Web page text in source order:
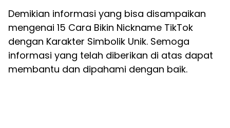
Demikian informasi yang bisa disampaikan
mengenai 15 Cara Bikin Nickname TikTok
dengan Karakter Simbolik Unik. Semoga
informasi yang telah diberikan di atas dapat
membantu dan dipahami dengan baik.